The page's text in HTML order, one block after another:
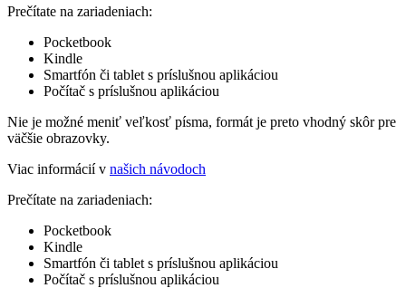
Prečítate na zariadeniach:
Pocketbook
Kindle
Smartfón či tablet s príslušnou aplikáciou
Počítač s príslušnou aplikáciou
Nie je možné meniť veľkosť písma, formát je preto vhodný skôr pre
väčšie obrazovky.
Viac informácií v našich návodoch
Prečítate na zariadeniach:
Pocketbook
Kindle
Smartfón či tablet s príslušnou aplikáciou
Počítač s príslušnou aplikáciou